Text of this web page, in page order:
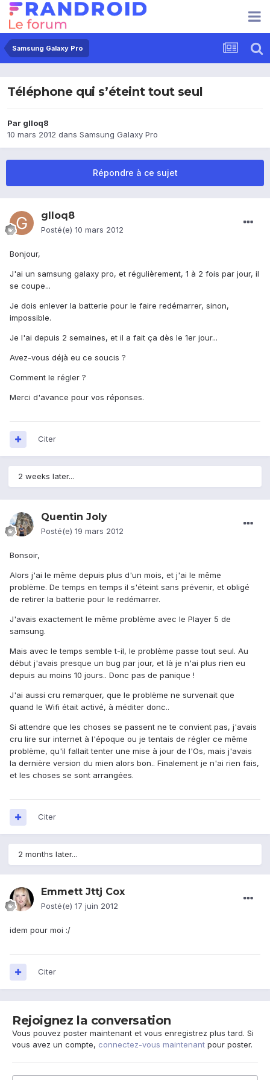
Samsung Galaxy Pro
Téléphone qui s’éteint tout seul
Par glloq8
10 mars 2012 dans Samsung Galaxy Pro
Répondre à ce sujet
glloq8
Posté(e) 10 mars 2012
Bonjour,
J'ai un samsung galaxy pro, et régulièrement, 1 à 2 fois par jour, il
se coupe...
Je dois enlever la batterie pour le faire redémarrer, sinon,
impossible.
Je l'ai depuis 2 semaines, et il a fait ça dès le 1er jour...
Avez-vous déjà eu ce soucis ?
Comment le régler ?
Merci d'avance pour vos réponses.
Citer
2 weeks later...
Quentin Joly
Posté(e) 19 mars 2012
Bonsoir,
Alors j'ai le même depuis plus d'un mois, et j'ai le même
problème. De temps en temps il s'éteint sans prévenir, et obligé
de retirer la batterie pour le redémarrer.
J'avais exactement le même problème avec le Player 5 de
samsung.
Mais avec le temps semble t-il, le problème passe tout seul. Au
début j'avais presque un bug par jour, et là je n'ai plus rien eu
depuis au moins 10 jours.. Donc pas de panique !
J'ai aussi cru remarquer, que le problème ne survenait que
quand le Wifi était activé, à méditer donc..
Si attendre que les choses se passent ne te convient pas, j'avais
cru lire sur internet à l'époque ou je tentais de régler ce même
problème, qu'il fallait tenter une mise à jour de l'Os, mais j'avais
la dernière version du mien alors bon.. Finalement je n'ai rien fais,
et les choses se sont arrangées.
Citer
2 months later...
Emmett Jttj Cox
Posté(e) 17 juin 2012
idem pour moi :/
Citer
Rejoignez la conversation
Vous pouvez poster maintenant et vous enregistrez plus tard. Si
vous avez un compte, connectez-vous maintenant pour poster.